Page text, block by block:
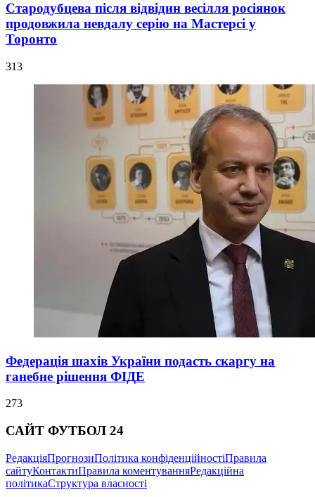
Стародубцева після відвідин весілля росіянок
продовжила невдалу серію на Мастерсі у
Торонто
313
Федерація шахів України подасть скаргу на
ганебне рішення ФІДЕ
273
САЙТ ФУТБОЛ 24
РедакціяПрогнозиПолітика конфіденційностіПравила
сайтуКонтактиПравила коментуванняРедакційна
політикаСтруктура власності